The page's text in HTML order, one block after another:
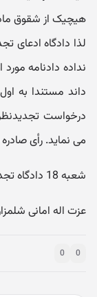
لذا دادگاه
نداده دادنامه
درخواست
می نماید. رأی
شعبه 18 دادگاه تجدیدنظر استان تهران - رئیس و مستشار
عزت اله امانی
0
0